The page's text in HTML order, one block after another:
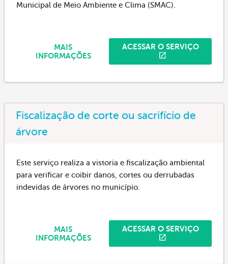
Municipal de Meio Ambiente e Clima (SMAC).
ACESSAR O SERVIÇO
MAIS
INFORMAÇÕES
Fiscalização de corte ou sacrifício de
árvore
Este serviço realiza a vistoria e fiscalização ambiental
para verificar e coibir danos, cortes ou derrubadas
indevidas de árvores no município.
ACESSAR O SERVIÇO
MAIS
INFORMAÇÕES